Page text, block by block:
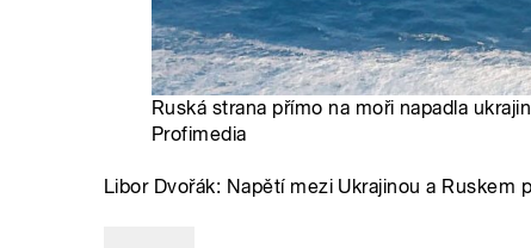
Ruská strana přímo na moři napadla
Profimedia
Libor Dvořák: Napětí mezi Ukrajinou a Ruskem